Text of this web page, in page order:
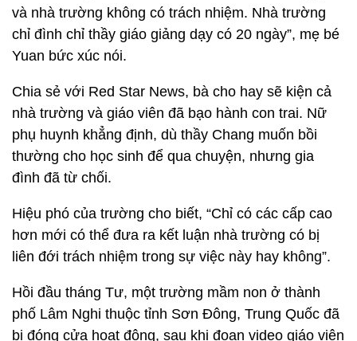
và nhà trường không có trách nhiệm. Nhà trường
chỉ đình chỉ thầy giáo giảng dạy có 20 ngày”, mẹ bé
Yuan bức xúc nói.
Chia sẻ với Red Star News, bà cho hay sẽ kiện cả
nhà trường và giáo viên đã bạo hành con trai. Nữ
phụ huynh khẳng định, dù thầy Chang muốn bồi
thường cho học sinh để qua chuyện, nhưng gia
đình đã từ chối.
Hiệu phó của trường cho biết, “Chỉ có các cấp cao
hơn mới có thể đưa ra kết luận nhà trường có bị
liên đới trách nhiệm trong sự việc này hay không”.
Hồi đầu tháng Tư, một trường mầm non ở thành
phố Lâm Nghi thuộc tỉnh Sơn Đông, Trung Quốc đã
bị đóng cửa hoạt động, sau khi đoạn video giáo viên